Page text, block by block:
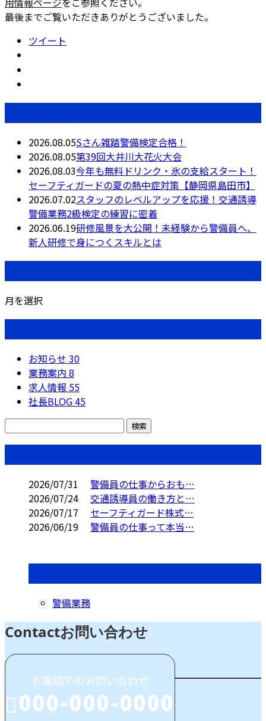
最後までご覧いただきありがとうございました。
ツイート
2026.08.05Sさん雑踏警備検定合格！
2026.08.05第39回大井川大花火大会
2026.08.03今年も無料ドリンク・氷の支給スタート！
セーフティガードの夏の熱中症対策【静岡県島田市】
2026.07.02スタッフのレベルアップを応援！交通誘導
警備業務2級検定の練習に密着
2026.06.19研修風景を大公開！未経験から警備員へ、
新人研修で身につくスキルとは
月を選択
お知らせ 30
業務案内 8
求人情報 55
社長BLOG45
2026/07/31
警備員の仕事からおも…
2026/07/24
交通誘導員の働き方と…
2026/07/17
セーフティガード株式…
2026/06/19
警備員の仕事って本当…
警備業務
Contactお問い合わせ
お電話でのお問い合わせ
000-000-0000